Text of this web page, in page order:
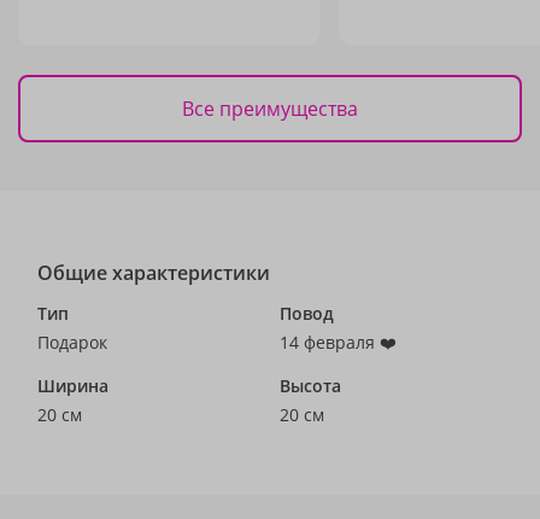
Все преимущества
Общие характеристики
Тип
Подарок
Повод
14 февраля ❤️
Ширина
20 см
Высота
20 см